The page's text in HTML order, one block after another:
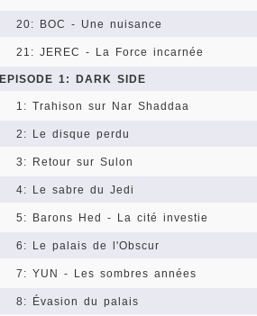
20: BOC - Une nuisance
21: JEREC - La Force incarnée
EPISODE 1: DARK SIDE
1: Trahison sur Nar Shaddaa
2: Le disque perdu
3: Retour sur Sulon
4: Le sabre du Jedi
5: Barons Hed - La cité investie
6: Le palais de l'Obscur
7: YUN - Les sombres années
8: Évasion du palais